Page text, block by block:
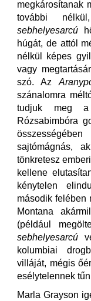
megkárosítanak
további
sebhelyesarcú
húgát, de attól
nélkül képes
vagy
szó. Az
szánalomra
tudjuk meg a
Rózsabimbóra
sajtómágnás,
tönkretesz
kellene
kénytelen
második felében
Montana
(például
sebhelyesarcú
kolumbiai
villáját, mégis
esélytelennek
Marla Grayson